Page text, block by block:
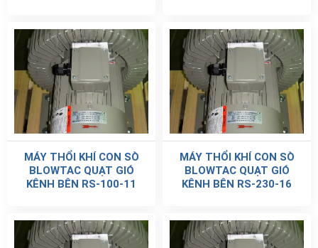
MÁY THỔI KHÍ CON SÒ
BLOWTAC QUẠT GIÓ
KÊNH BÊN RS-100-11
MÁY THỔI KHÍ CON SÒ
BLOWTAC QUẠT GIÓ
KÊNH BÊN RS-230-16